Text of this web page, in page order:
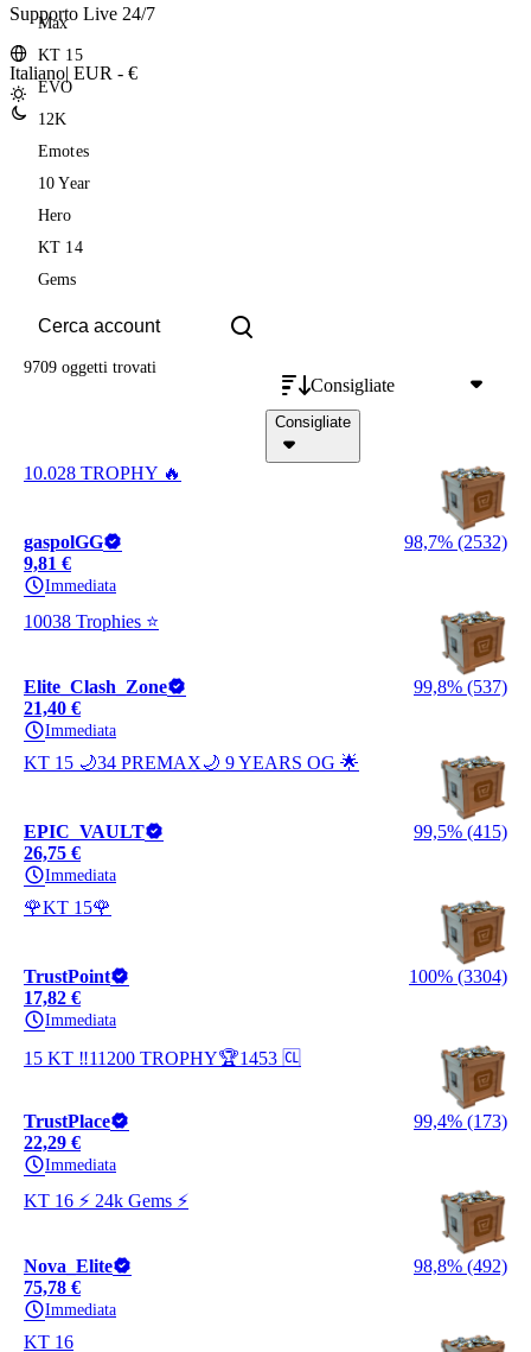
Supporto Live 24/7
Italiano| EUR - €
Max
KT 15
EVO
12K
Emotes
10 Year
Hero
KT 14
Gems
Consigliate
Consigliate
9709 oggetti trovati
10.028 TROPHY 🔥
gaspolGG
98,7% (2532)
9,81 €
Immediata
10038 Trophies ⭐
Elite_Clash_Zone
99,8% (537)
21,40 €
Immediata
KT 15 🌙34 PREMAX🌙 9 YEARS OG 🌟
EPIC_VAULT
99,5% (415)
26,75 €
Immediata
🌹KT 15🌹
TrustPoint
100% (3304)
17,82 €
Immediata
15 KT ‼️11200 TROPHY🏆1453 🆑
TrustPlace
99,4% (173)
22,29 €
Immediata
KT 16 ⚡ 24k Gems ⚡
Nova_Elite
98,8% (492)
75,78 €
Immediata
KT 16